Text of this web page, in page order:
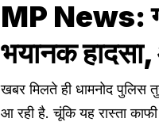
MP News:
भयानक
खबर मिलते ही धामनोद पुलिस
आ रही है. चूंकि यह रास्ता